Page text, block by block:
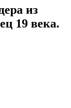
из
19 века.